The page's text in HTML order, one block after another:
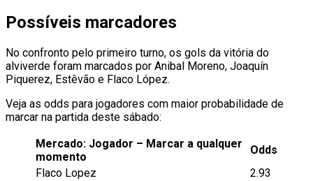
Possíveis marcadores
No confronto pelo primeiro turno, os gols da vitória do
alviverde foram marcados por Anibal Moreno, Joaquín
Piquerez, Estêvão e Flaco López.
Veja as odds para jogadores com maior probabilidade de
marcar na partida deste sábado:
Mercado: Jogador – Marcar a qualquer
momento
Odds
Flaco Lopez
2.93